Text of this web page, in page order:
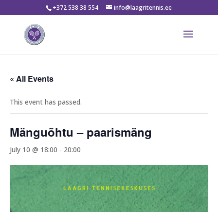
+372 538 38 554 info@laagritennis.ee
« All Events
This event has passed.
Mänguõhtu – paarismäng
July 10 @ 18:00 - 20:00